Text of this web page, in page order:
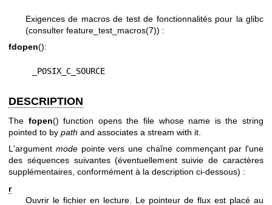
Exigences de macros de test de fonctionnalités pour la glibc
(consulter feature_test_macros(7)) :
fdopen():
    _POSIX_C_SOURCE
DESCRIPTION
The fopen() function opens the file whose name is the string
pointed to by path and associates a stream with it.
L'argument modepointe vers une chaîne commençant par l'une
des séquences suivantes (éventuellement suivie de caractères
supplémentaires, conformément à la description ci-dessous) :
r
Ouvrir le fichier en lecture. Le pointeur de flux est placé au